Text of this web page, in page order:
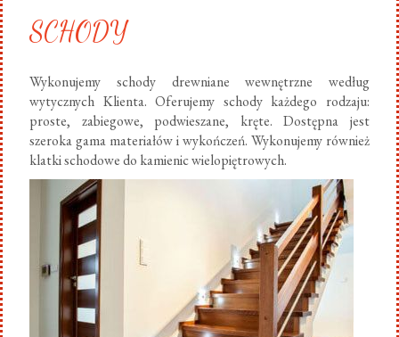
SCHODY
Wykonujemy schody drewniane wewnętrzne według
wytycznych Klienta. Oferujemy schody każdego rodzaju:
proste, zabiegowe, podwieszane, kręte. Dostępna jest
szeroka gama materiałów i wykończeń. Wykonujemy również
klatki schodowe do kamienic wielopiętrowych.